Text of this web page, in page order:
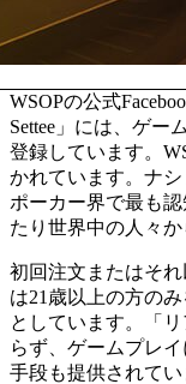
WSOPの公式
Settee」には、ゲー
登録しています。
かれています。ナ
ポーカー界で最も
たり世界中の人々か
初回注文またはそ
は21歳以上の方の
としています。「
らず、ゲームプレ
手段も提供されて